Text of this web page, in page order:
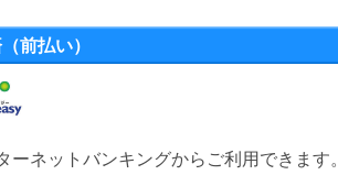
前払い）
ネットバンキングからご利用できます。